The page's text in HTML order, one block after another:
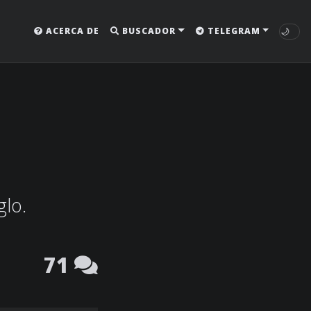
ACERCA DE BUSCADOR TELEGRAM 🌙
71